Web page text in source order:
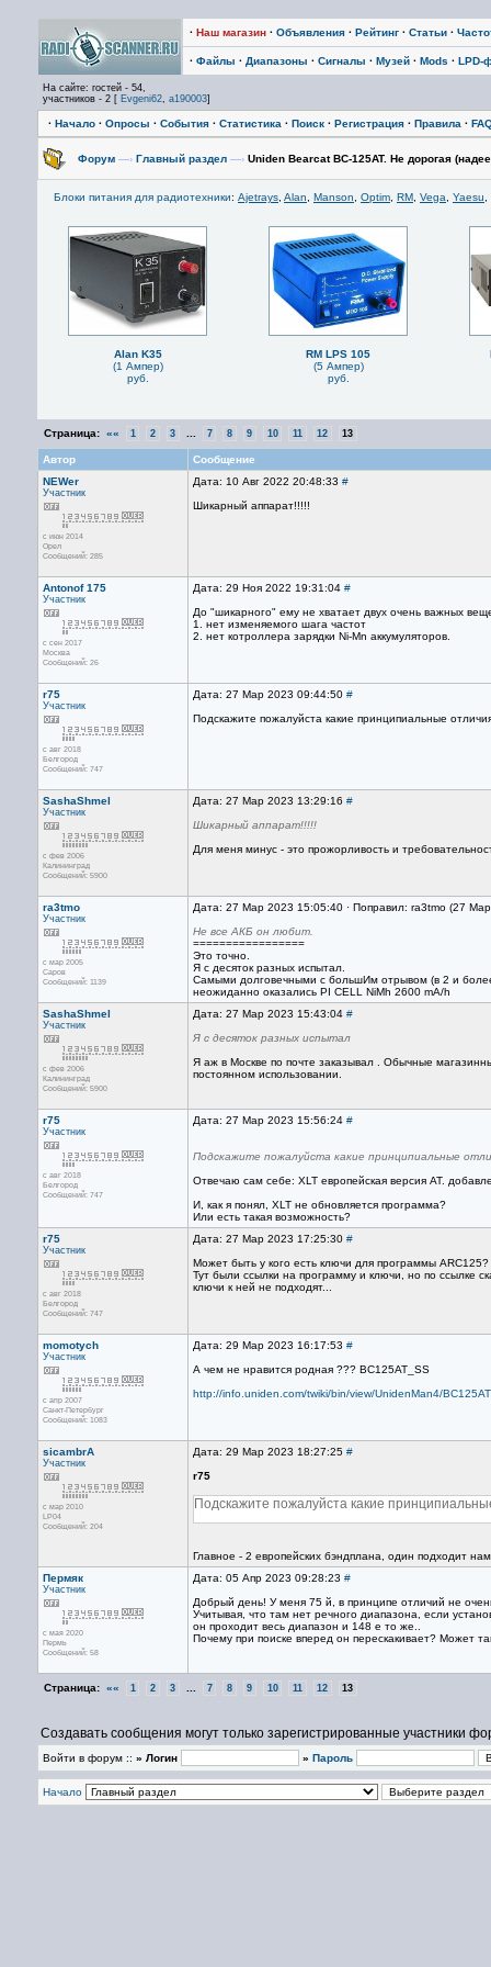
· Наш магазин · Объявления · Рейтинг · Статьи ·
· Файлы · Диапазоны · Сигналы · Музей · Mods · LPD-
На сайте: гостей - 54,
участников - 2 [ Evgeni62, a190003]
· Начало · Опросы · События · Статистика · Поиск · Регистрация · Правила ·
Форум —› Главный раздел —› Uniden Bearcat BC-125AT. Не дорогая
Блоки питания для радиотехники: Ajetrays Alan Manson Optim RM Vega Yaesu
Alan K35
(1 Ампер)
руб.
RM LPS 105
(5 Ампер)
руб.
Страница: «« 1 2 3 7 8 9 10 11 12 13
Автор
Сообщение
NEWer
Участник
с июн 2014
Орел
Сообщений: 285
Дата: 10 Авг 2022 20:48:33 #
Шикарный аппарат!!!!!
Antonof 175
Участник
с сен 2017
Москва
Сообщений: 26
Дата: 29 Ноя 2022 19:31:04 #
До "шикарного" ему не хватает двух очень важных
1. нет изменяемого шага частот
2. нет котроллера зарядки Ni-Mn аккумуляторов.
r75
Участник
с авг 2018
Белгород
Сообщений: 747
Дата: 27 Мар 2023 09:44:50 #
Подскажите пожалуйста какие принципиальные
SashaShmel
Участник
с фев 2006
Калининград
Сообщений: 5900
Дата: 27 Мар 2023 13:29:16 #
Шикарный аппарат!!!!!
Для меня минус - это прожорливость и
ra3tmo
Участник
с мар 2005
Саров
Сообщений: 1139
Дата: 27 Мар 2023 15:05:40 · Поправил: ra3tmo (27
Не все АКБ он любит.
=================
Это точно.
Я с десяток разных испытал.
Самыми долговечными с большИм отрывом (в 2 и
неожиданно оказались PI CELL NiMh 2600 mA/h
SashaShmel
Участник
с фев 2006
Калининград
Сообщений: 5900
Дата: 27 Мар 2023 15:43:04 #
Я с десяток разных испытал
Я аж в Москве по почте заказывал . Обычные
постоянном использовании.
r75
Участник
с авг 2018
Белгород
Сообщений: 747
Дата: 27 Мар 2023 15:56:24 #
Подскажите пожалуйста какие принципиальные
Отвечаю сам себе: XLT европейская версия AT.
И, как я понял, XLT не обновляется программа?
Или есть такая возможность?
r75
Участник
с авг 2018
Белгород
Сообщений: 747
Дата: 27 Мар 2023 17:25:30 #
Может быть у кого есть ключи для программы ARC125?
Тут были ссылки на программу и ключи, но по ссылке
ключи к ней не подходят...
momotych
Участник
с апр 2007
Санкт-Петербург
Сообщений: 1083
Дата: 29 Мар 2023 16:17:53 #
А чем не нравится родная ??? BC125AT_SS
http://info.uniden.com/twiki/bin/view/UnidenMan4/BC125AT
sicambrA
Участник
с мар 2010
LP04
Сообщений: 204
Дата: 29 Мар 2023 18:27:25 #
r75
Подскажите пожалуйста какие
Главное - 2 европейских бэндплана, один подходит
Пермяк
Участник
с мая 2020
Пермь
Сообщений: 58
Дата: 05 Апр 2023 09:28:23 #
Добрый день! У меня 75 й, в принципе отличий не
Учитывая, что там нет речного диапазона, если
он проходит весь диапазон и 148 е то же..
Почему при поиске вперед он перескакивает? Может
Страница: «« 1 2 3 7 8 9 10 11 12 13
Создавать сообщения могут только зарегистрированные участники
Войти в форум :: » Логин » Пароль
Начало